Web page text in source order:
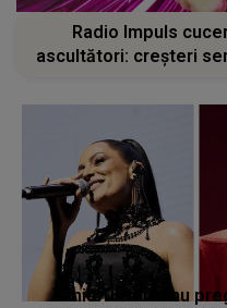
Radio Impuls
ascultători: creșteri
Tania Turtureanu